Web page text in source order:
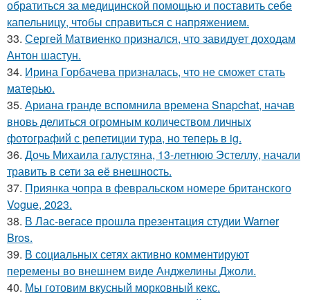
обратиться за медицинской помощью и поставить себе
капельницу, чтобы справиться с напряжением.
33. Сергей Матвиенко признался, что завидует доходам
Антон шастун.
34. Ирина Горбачева призналась, что не сможет стать
матерью.
35. Ариана гранде вспомнила времена Snapchat, начав
вновь делиться огромным количеством личных
фотографий с репетиции тура, но теперь в ig.
36. Дочь Михаила галустяна, 13-летнюю Эстеллу, начали
травить в сети за её внешность.
37. Приянка чопра в февральском номере британского
Vogue, 2023.
38. В Лас-вегасе прошла презентация студии Warner
Bros.
39. В социальных сетях активно комментируют
перемены во внешнем виде Анджелины Джоли.
40. Мы готовим вкусный морковный кекс.